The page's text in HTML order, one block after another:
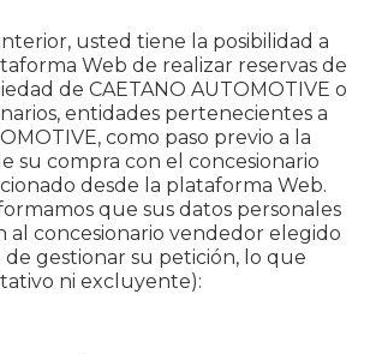
usted tiene la posibilidad a
Web de realizar reservas de
de CAETANO AUTOMOTIVE o
entidades pertenecientes a
como paso previo a la
su compra con el concesionario
desde la plataforma Web.
que sus datos personales
al concesionario vendedor elegido
gestionar su petición, lo que
ni excluyente):